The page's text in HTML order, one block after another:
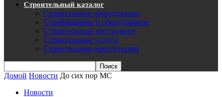
Строительный каталог
Строительное оборудование
Строймашины и оборудование
Строительный инструмент
Строительные услуги
Строительные конструкции
Домой Новости До сих пор МС
Новости